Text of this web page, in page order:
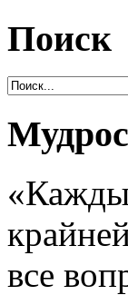
Поиск
все